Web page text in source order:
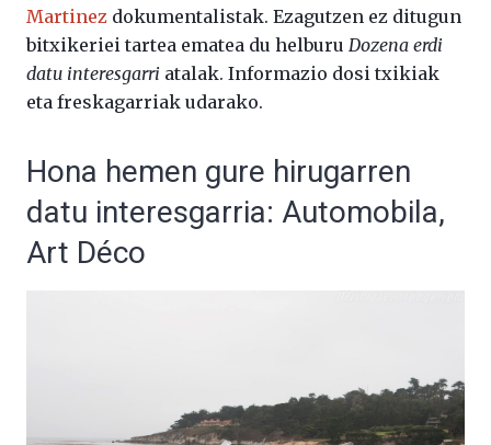
Martinez dokumentalistak. Ezagutzen ez ditugun
bitxikeriei tartea ematea du helburu Dozena erdi
datu interesgarri atalak. Informazio dosi txikiak
eta freskagarriak udarako.
Hona hemen gure hirugarren
datu interesgarria: Automobila,
Art Déco